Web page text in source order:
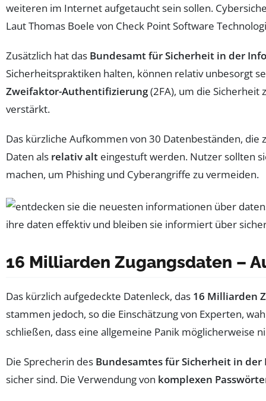
weiteren im Internet aufgetaucht sein sollen.
Laut Thomas Boele von Check Point Software
Zusätzlich hat das Bundesamt für Sicherheit in der
Sicherheitspraktiken halten, können relativ unbesorgt
Zweifaktor-Authentifizierung(2FA), um die Sicherheit
verstärkt.
Das kürzliche Aufkommen von 30 Datenbeständen,
Daten als relativ alt eingestuft werden. Nutzer sollten
machen, um Phishing und Cyberangriffe zu vermeiden.
16 Milliarden Zugangsdaten –
Das kürzlich aufgedeckte Datenleck, das 16 Milliarden
stammen jedoch, so die Einschätzung von Experten,
schließen, dass eine allgemeine Panik möglicherweise
Die Sprecherin des Bundesamtes für Sicherheit in
sicher sind. Die Verwendung von komplexen